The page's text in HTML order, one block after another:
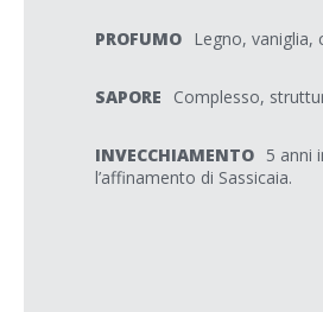
PROFUMO Legno, vaniglia,
SAPORE Complesso,
INVECCHIAMENTO 5 anni
l’affinamento di Sassicaia.